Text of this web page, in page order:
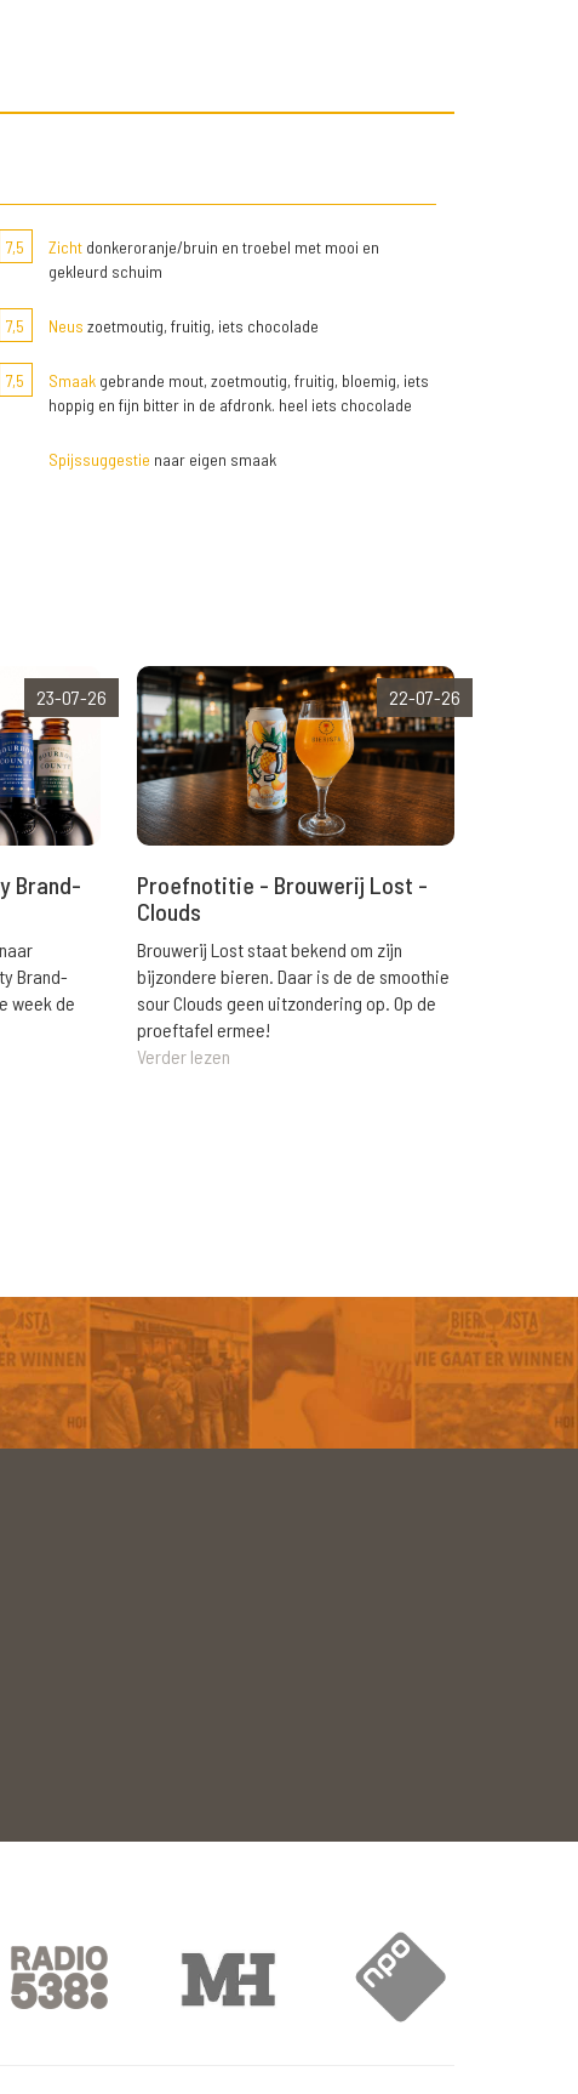
7,5 Zichtdonkeroranje/bruin en troebel met mooi en
gekleurd schuim
7,5 Neus zoetmoutig, fruitig, iets chocolade
7,5 Smaakgebrande mout, zoetmoutig, fruitig, bloemig, iets
hoppig en fijn bitter in de afdronk. heel iets chocolade
Spijssuggestie naar eigen smaak
23-07-26
Brand-
Brand-
week de
22-07-26
Proefnotitie - Brouwerij Lost -
Clouds
Brouwerij Lost staat bekend om zijn
bijzondere bieren. Daar is de de smoothie
sour Clouds geen uitzondering op. Op de
proeftafel ermee!
Verder lezen